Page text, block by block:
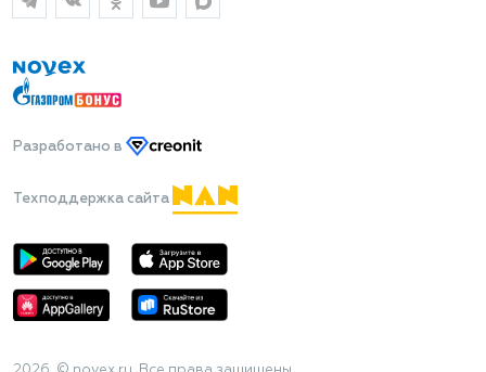
Разработано в
Техподдержка сайта